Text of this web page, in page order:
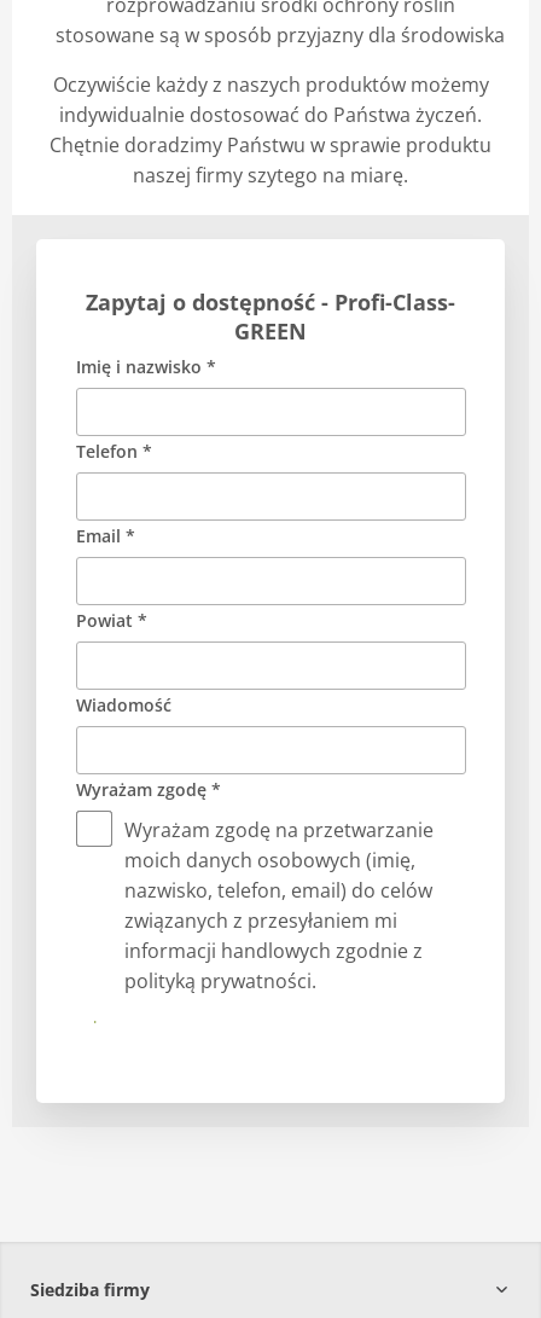
stosowane są w sposób przyjazny dla środowiska
Oczywiście każdy z naszych produktów możemy
indywidualnie dostosować do Państwa życzeń.
Chętnie doradzimy Państwu w sprawie produktu
naszej firmy szytego na miarę.
Zapytaj o dostępność - Profi-Class-
GREEN
Imię i nazwisko *
Telefon *
Email *
Powiat *
Wiadomość
Wyrażam zgodę *
Wyrażam zgodę na przetwarzanie
moich danych osobowych (imię,
nazwisko, telefon, email) do celów
związanych z przesyłaniem mi
informacji handlowych zgodnie z
polityką prywatności.
Prześlij
Siedziba firmy